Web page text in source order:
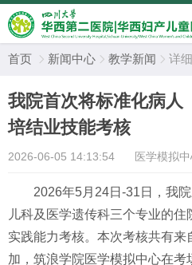
首页  新闻中心  教学新闻  详细
我院首次将标准化病人
培结业技能考核
2026-06-05 14:13:54 医学模拟
2026年5月24日-31日，我
儿科及医学遗传科三个专业的
实践能力考核。本次考核共有
加，筑浪学院医学模拟中心在